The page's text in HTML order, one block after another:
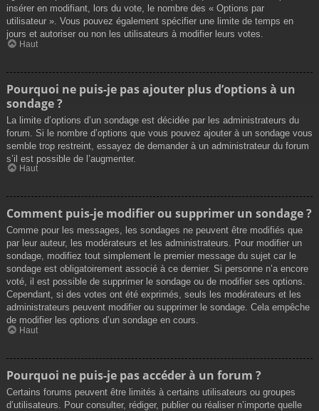
insérer en modifiant, lors du vote, le nombre des « Options par
utilisateur ». Vous pouvez également spécifier une limite de temps en
jours et autoriser ou non les utilisateurs à modifier leurs votes.
Haut
Pourquoi ne puis-je pas ajouter plus d’options à un
sondage ?
La limite d’options d’un sondage est décidée par les administrateurs du
forum. Si le nombre d’options que vous pouvez ajouter à un sondage vous
semble trop restreint, essayez de demander à un administrateur du forum
s’il est possible de l’augmenter.
Haut
Comment puis-je modifier ou supprimer un sondage ?
Comme pour les messages, les sondages ne peuvent être modifiés que
par leur auteur, les modérateurs et les administrateurs. Pour modifier un
sondage, modifiez tout simplement le premier message du sujet car le
sondage est obligatoirement associé à ce dernier. Si personne n’a encore
voté, il est possible de supprimer le sondage ou de modifier ses options.
Cependant, si des votes ont été exprimés, seuls les modérateurs et les
administrateurs peuvent modifier ou supprimer le sondage. Cela empêche
de modifier les options d’un sondage en cours.
Haut
Pourquoi ne puis-je pas accéder à un forum ?
Certains forums peuvent être limités à certains utilisateurs ou groupes
d’utilisateurs. Pour consulter, rédiger, publier ou réaliser n’importe quelle